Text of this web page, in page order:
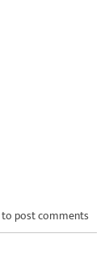
to post comments